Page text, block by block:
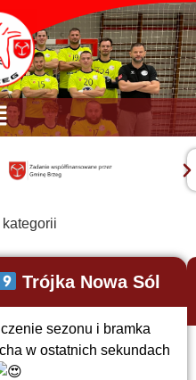
kategorii
Trójka Nowa Sól
sezonu i bramka
w ostatnich sekundach